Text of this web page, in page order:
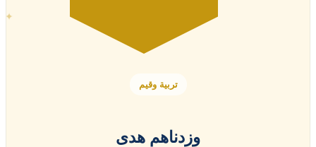
✦
تربية وقيم
وزدناهم هدى